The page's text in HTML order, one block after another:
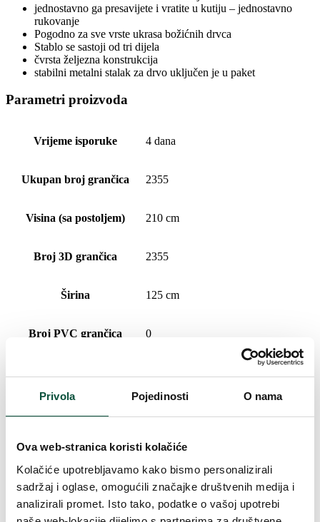
Privola Pojedinosti O nama
Ova web-stranica koristi kolačiće
Kolačiće upotrebljavamo kako bismo personalizirali
sadržaj i oglase, omogućili značajke društvenih medija i
analizirali promet. Isto tako, podatke o vašoj upotrebi
jednostavno ga presavijete i vratite u kutiju – jednostavno
rukovanje
Pogodno za sve vrste ukrasa božićnih drvca
Stablo se sastoji od tri dijela
čvrsta željezna konstrukcija
stabilni metalni stalak za drvo uključen je u paket
Parametri proizvoda
Vrijeme isporuke 4 dana
Ukupan broj grančica 2355
Visina (sa postoljem) 210 cm
Broj 3D grančica 2355
Širina 125 cm
Broj PVC grančica 0
Oblikovanje Gusto
Vrsta rasklapanja snap tree